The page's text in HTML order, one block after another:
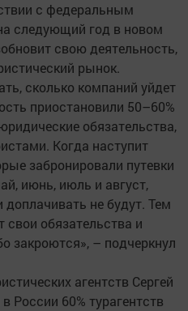
с федеральным
следующий год в новом
свою деятельность,
рынок.
сколько компаний уйдет
приостановили 50–60%
обязательства,
Когда наступит
забронировали путевки
июнь, июль и август,
не будут. Тем
обязательства и
закроются», – подчеркнул
агентств Сергей
России 60% турагентств